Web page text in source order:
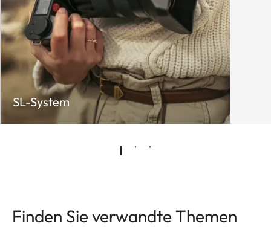
SL-System
Finden Sie verwandte Themen